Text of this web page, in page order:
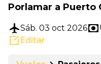
Porlamar a Puerto
Sáb. 03 oct 2026
Editar